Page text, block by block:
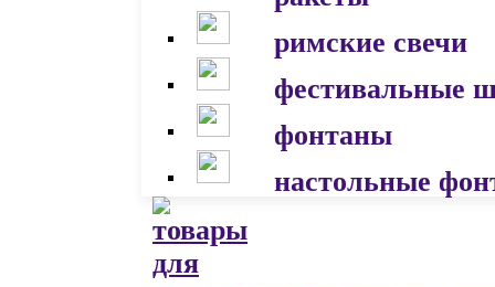
римские свечи
фестивальные
фонтаны
настольные